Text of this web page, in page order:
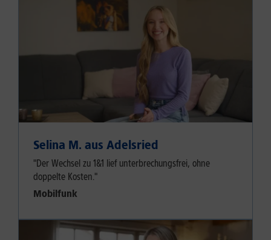
Selina M. aus Adelsried
"Der Wechsel zu 1&1 lief unterbrechungsfrei, ohne
doppelte Kosten."
Mobilfunk